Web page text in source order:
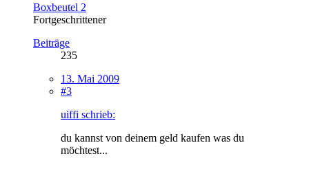
Boxbeutel 2
Fortgeschrittener
Beiträge
235
13. Mai 2009
#3
uiffi schrieb:
du kannst von deinem geld kaufen was du
möchtest...